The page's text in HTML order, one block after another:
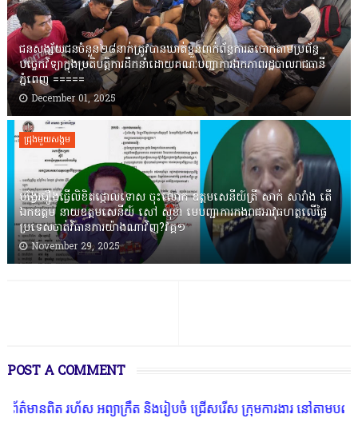
ជនសង្ស័យជនចំនួន២៨នាក់ត្រូវបានឃាត់ខ្លួនពាក់ព័ន្ធការឆបោកតាមប្រព័ន្ធ
បច្ចេកវិទ្យាក្នុងប្រតិបត្តិការដឹកនាំដោយគណៈបញ្ជាការឯកភាពរដ្ឋបាលរាជធានី
ភ្នំពេញ ‎=====
December 01, 2025
ជ្រុងមួយសង្គម
បង្វែររឿងធ្វើលិខិតថ្កោលទោស ចុះលោក ឧត្តមសេនីយ៍ត្រី សាក់ សារាំង តើ
ឯកឧត្តម នាយឧត្តមសេនីយ៍ សៅ សុខា មេបញ្ជាការកងរាជអាវុធហត្ថលើផ្ទៃ
ប្រទេសចាត់វិធានការយ៉ាងណាវិញ?វគ្គ១
November 29, 2025
POST A COMMENT
ព្យាក្រឹត និងរៀបចំ ជ្រើសរើស ក្រុមការងារ នៅតាមបណ្តាលរាជធានី ខ